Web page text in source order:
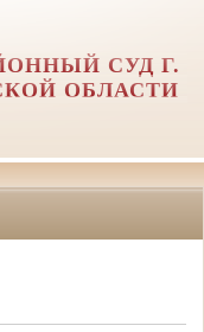
СУД Г.
ОБЛАСТИ